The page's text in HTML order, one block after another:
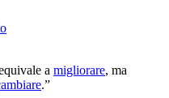
a migliorare, ma
.”